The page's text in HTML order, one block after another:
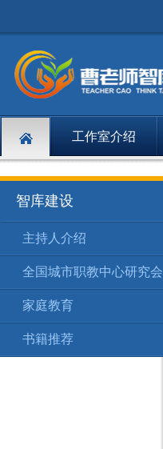
工作室介绍
智库建设
主持人介绍
全国城市职教中心研究会
家庭教育
书籍推荐